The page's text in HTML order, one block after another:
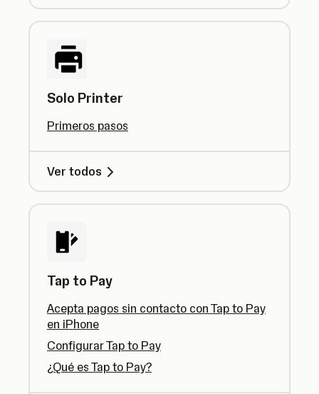
Solo Printer
Primeros pasos
Ver todos
Tap to Pay
Acepta pagos sin contacto con Tap to Pay
en iPhone
Configurar Tap to Pay
¿Qué es Tap to Pay?